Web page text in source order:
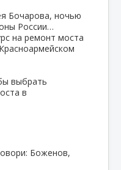
Бочарова, ночью
России…
на ремонт моста
выбрать
в
Боженов,